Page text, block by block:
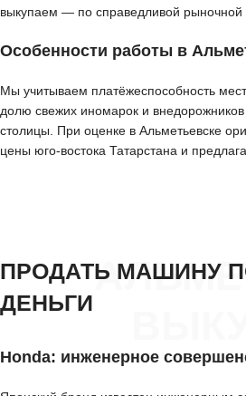
выкупаем — по справедливой рыночной
Особенности работы в
Мы учитываем платёжеспособность
долю свежих иномарок и
столицы. При оценке в Альметьевске
цены юго-востока Татарстана и
ПРОДАТЬ МАШИНУ
ДЕНЬГИ
Honda: инженерное